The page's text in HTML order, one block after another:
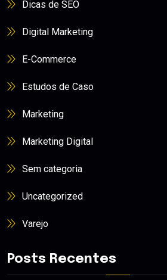
Dicas de SEO
Digital Marketing
E-Commerce
Estudos de Caso
Marketing
Marketing Digital
Sem categoria
Uncategorized
Varejo
Posts Recentes